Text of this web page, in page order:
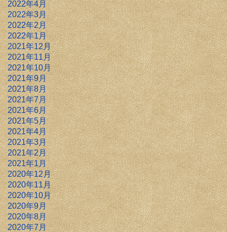
2022年4月
2022年3月
2022年2月
2022年1月
2021年12月
2021年11月
2021年10月
2021年9月
2021年8月
2021年7月
2021年6月
2021年5月
2021年4月
2021年3月
2021年2月
2021年1月
2020年12月
2020年11月
2020年10月
2020年9月
2020年8月
2020年7月